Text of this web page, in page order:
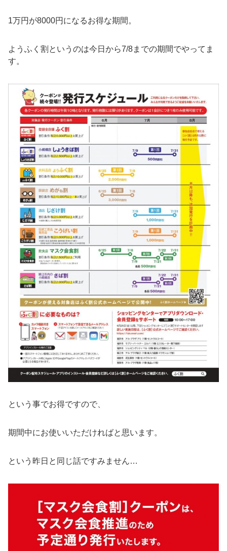
1万円が8000円になるお得な期間。
ようふく割というのは今日から7/8までの期間でやってま
す。
という事でお得ですので、
期間中にお使いいただければと思います。
という昨日と同じ話ですみません…